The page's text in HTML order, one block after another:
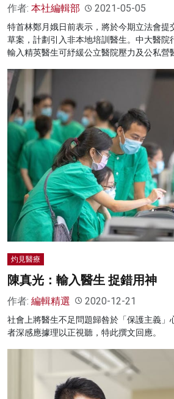
作者: 本社編輯部 2021-05-05
特首林鄭月娥日前表示，將於今期立法會提
草案，計劃引入非本地培訓醫生。中大醫院
輸入精英醫生可紓緩公立醫院壓力及公私營
灼見醫療
陳真光：輸入醫生 捉錯用神
作者: 編輯精選 2020-12-21
社會上將醫生不足問題歸咎於「保護主義」
者深感應據理以正視聽，特此撰文回應。